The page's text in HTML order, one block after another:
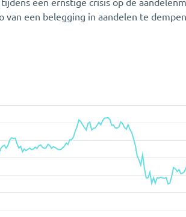
van een belegging in aandelen te